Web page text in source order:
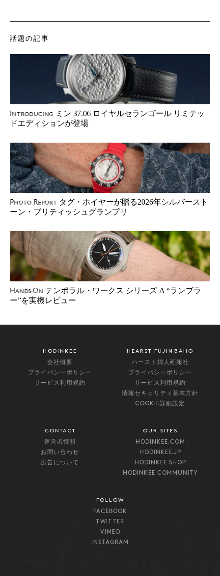
話題の記事
Introducing ミン 37.06 ロイヤルセランゴール リミテッ
ドエディションが登場
Photo Report タグ・ホイヤーが贈る2026年シルバースト
ーン・ブリティッシュグランプリ
Hands-On テンポラル・ワークス シリーズ A “ランブラ
ー”を実機レビュー
HODINKEE
会社概要
プライバシーポリシー
サービス利用規約
HEARST FUJINGAHO
ハースト婦人画報社
プライバシーポリシー
サービス利用規約
情報セキュリティ基本方針
COOKIE詳細設定
CONTACT
運営者情報
お問い合わせ
広告について
OUR SITES
HODINKEE.COM
HODINKEE.JP
HODINKEE SHOP
HODINKEE COMMUNITY
FOLLOW
FACEBOOK
TWITTER
VIMEO
INSTAGRAM